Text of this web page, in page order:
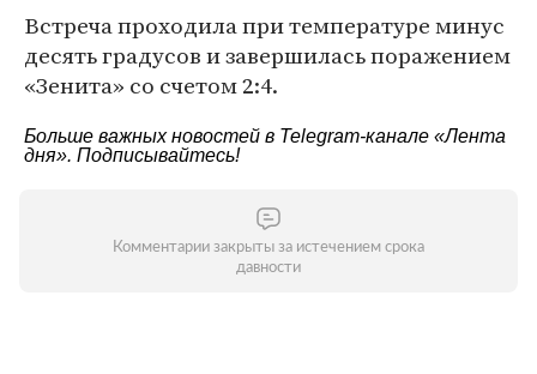
Встреча проходила при температуре минус
десять градусов и завершилась поражением
«Зенита» со счетом 2:4.
Больше важных новостей в Telegram-канале «Лента
дня». Подписывайтесь!
Комментарии закрыты за истечением срока
давности